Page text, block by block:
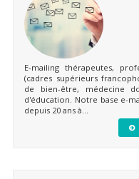
E-mailing thérapeutes,
(cadres supérieurs
de bien-être, médecine
d'éducation. Notre base e-
depuis 20 ans à...